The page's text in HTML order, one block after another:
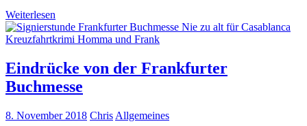
Weiterlesen
Eindrücke von der Frankfurter
Buchmesse
8. November 2018 Chris Allgemeines